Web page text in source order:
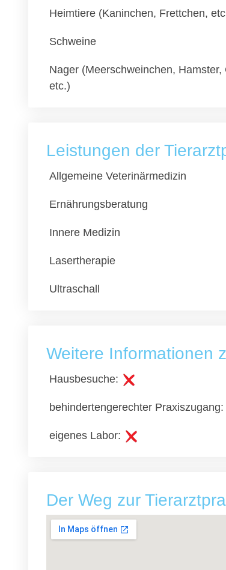
Heimtiere (Kaninchen, Frettchen,
Schweine
Nager (Meerschweinchen, Hamster,
etc.)
Leistungen der
Allgemeine Veterinärmedizin
Ernährungsberatung
Innere Medizin
Lasertherapie
Ultraschall
Weitere Informationen
Hausbesuche:
behindertengerechter Praxiszugang:
eigenes Labor:
Der Weg zur